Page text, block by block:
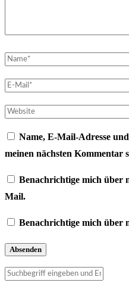
Name, E-Mail-Adresse
meinen nächsten Kommentar
Benachrichtige mich über
Mail.
Benachrichtige mich über